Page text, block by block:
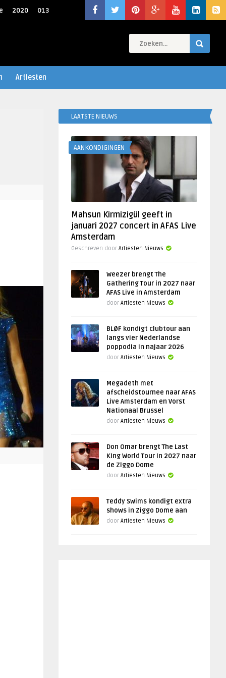
2020 013
Artiesten
LAATSTE NIEUWS
AANKONDIGINGEN
Mahsun Kirmizigül geeft in
januari 2027 concert in AFAS Live
Amsterdam
Geschreven door Artiesten Nieuws
Weezer brengt The
Gathering Tour in 2027 naar
AFAS Live in Amsterdam
door Artiesten Nieuws
BLØF kondigt clubtour aan
langs vier Nederlandse
poppodia in najaar 2026
door Artiesten Nieuws
Megadeth met
afscheidstournee naar AFAS
Live Amsterdam en Vorst
Nationaal Brussel
door Artiesten Nieuws
Don Omar brengt The Last
King World Tour in 2027 naar
de Ziggo Dome
door Artiesten Nieuws
Teddy Swims kondigt extra
shows in Ziggo Dome aan
door Artiesten Nieuws